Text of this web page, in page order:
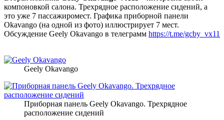
компоновкой салона. Трехрядное расположение сидений, а
это уже 7 пассажиромест. Графика приборной панели
Okavango (на одной из фото) иллюстрирует 7 мест.
Обсуждение Geely Okavango в телеграмм https://t.me/gcby_vx11
Geely Okavango
Приборная панель Geely Okavango. Трехрядное
расположение сидений